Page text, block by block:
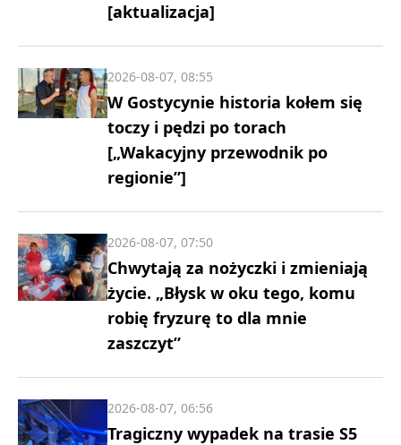
[aktualizacja]
W Gostycynie historia kołem się
toczy i pędzi po torach
[„Wakacyjny przewodnik po
regionie”]
2026-08-07, 08:55
Chwytają za nożyczki i zmieniają
życie. „Błysk w oku tego, komu
robię fryzurę to dla mnie
zaszczyt”
2026-08-07, 07:50
Tragiczny wypadek na trasie S5
2026-08-07, 06:56